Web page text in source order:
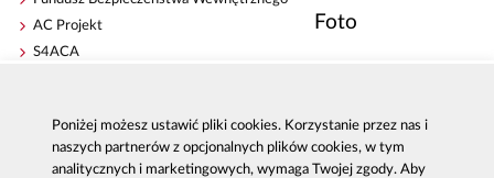
AC Projekt
S4ACA
Foto
Publikacje
Strategie antykorupcyjne
Centrala CBA w Warszawie
Delegatury CBA
Poniżej możesz ustawić pliki cookies. Korzystanie przez nas i
naszych partnerów z opcjonalnych plików cookies, w tym
analitycznych i marketingowych, wymaga Twojej zgody. Aby